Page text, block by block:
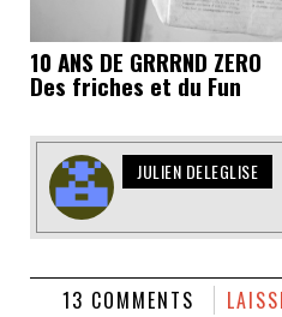
10 ANS DE GRRRND ZERO
Des friches et du Fun
JULIEN DELEGLISE
13 COMMENTS